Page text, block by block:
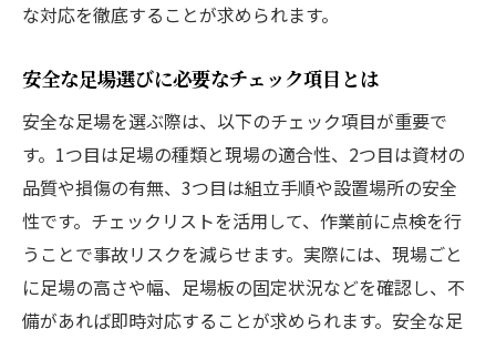
な対応を徹底することが求められます。
安全な足場選びに必要なチェック項目とは
安全な足場を選ぶ際は、以下のチェック項目が重要で
す。1つ目は足場の種類と現場の適合性、2つ目は資材の
品質や損傷の有無、3つ目は組立手順や設置場所の安全
性です。チェックリストを活用して、作業前に点検を行
うことで事故リスクを減らせます。実際には、現場ごと
に足場の高さや幅、足場板の固定状況などを確認し、不
備があれば即時対応することが求められます。安全な足